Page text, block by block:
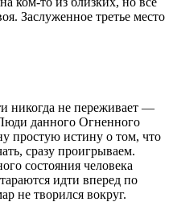
Заслуженное третье место
никогда не переживает —
данного Огненного
простую истину о том, что
сразу проигрываем.
состояния человека
идти вперед по
не творился вокруг.